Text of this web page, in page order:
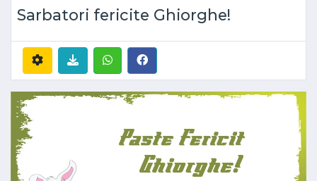
Sarbatori fericite Ghiorghe!